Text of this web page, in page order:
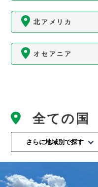
北アメリカ
オセアニア
全ての国